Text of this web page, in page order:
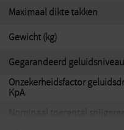
Maximaal dikte takken
Gewicht (kg)
Gegarandeerd
Onzekerheidsfactor
KpA